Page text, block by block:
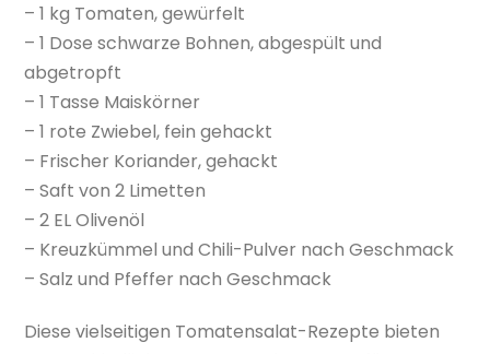
– 1 kg Tomaten, gewürfelt
– 1 Dose schwarze Bohnen, abgespült und
abgetropft
– 1 Tasse Maiskörner
– 1 rote Zwiebel, fein gehackt
– Frischer Koriander, gehackt
– Saft von 2 Limetten
– 2 EL Olivenöl
– Kreuzkümmel und Chili-Pulver nach Geschmack
– Salz und Pfeffer nach Geschmack
Diese vielseitigen Tomatensalat-Rezepte bieten